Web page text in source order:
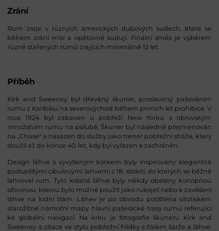
Zrání
Rum zraje v různých amerických dubových sudech, které se
během zrání mísí a opětovně sudují. Finální směs je výběrem
různě stařených rumů zrajících minimálně 12 let.
Příběh
Kirk and Sweeney byl dřevěný škuner, proslavený pašováním
rumu z Karibiku na severovýchod během prvních let prohibice. V
roce 1924 byl zabaven u pobřeží New Yorku s obrovským
množstvím rumu na palubě. Škuner byl následně přejmenován
na „Chase" a nasazen do služby jako trenér pobřežní stráže, který
sloužil až do konce 40. let, kdy byl vyřazen a zachráněn.
Design láhve s vyvýšeným korkem byly inspirovány elegantně
podsaditými cibulovými lahvemi z 18. století, do kterých se běžně
lahvoval rum. Tyto krásné láhve byly někdy obaleny konopnou
síťovinou, kterou bylo možné použít jako rukojeť nebo k zavěšení
láhve na lodní trám. Láhev je po obvodu potištěna sítotiskem
starožitné námořní mapy hlavní pašerácké trasy rumu referující
ke globální navigaci. Na krku je fotografie škuneru Kirk and
Sweeney a citace ve stylu pobřežní hlídky s číslem šarže a láhve.